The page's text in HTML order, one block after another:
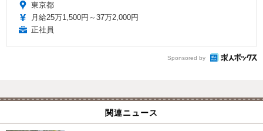
東京都
月給25万1,500円～37万2,000円
正社員
Sponsored by
関連ニュース